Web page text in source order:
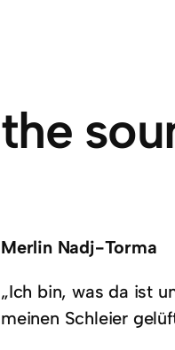
the
Merlin Nadj-Torma
„Ich bin, was da ist
meinen Schleier